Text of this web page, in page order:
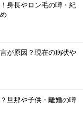
身長やロン毛の噂・紀
が原因？現在の病状や
旦那や子供・離婚の噂